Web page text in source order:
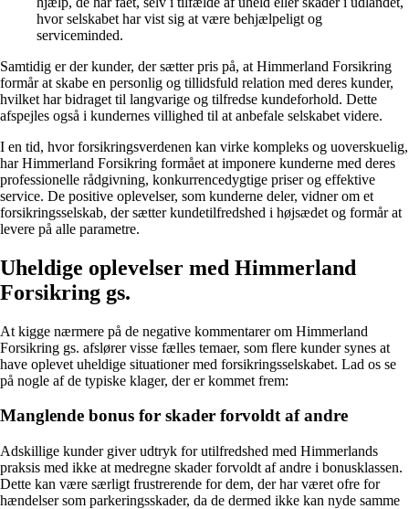
hvor selskabet har vist sig at være behjælpeligt og
serviceminded.
Samtidig er der kunder, der sætter pris på, at Himmerland Forsikring
formår at skabe en personlig og tillidsfuld relation med deres kunder,
hvilket har bidraget til langvarige og tilfredse kundeforhold. Dette
afspejles også i kundernes villighed til at anbefale selskabet videre.
I en tid, hvor forsikringsverdenen kan virke kompleks og uoverskuelig,
har Himmerland Forsikring formået at imponere kunderne med deres
professionelle rådgivning, konkurrencedygtige priser og effektive
service. De positive oplevelser, som kunderne deler, vidner om et
forsikringsselskab, der sætter kundetilfredshed i højsædet og formår at
levere på alle parametre.
Uheldige oplevelser med Himmerland
Forsikring gs.
At kigge nærmere på de negative kommentarer om Himmerland
Forsikring gs. afslører visse fælles temaer, som flere kunder synes at
have oplevet uheldige situationer med forsikringsselskabet. Lad os se
på nogle af de typiske klager, der er kommet frem:
Manglende bonus for skader forvoldt af andre
Adskillige kunder giver udtryk for utilfredshed med Himmerlands
praksis med ikke at medregne skader forvoldt af andre i bonusklassen.
Dette kan være særligt frustrerende for dem, der har været ofre for
hændelser som parkeringsskader, da de dermed ikke kan nyde samme